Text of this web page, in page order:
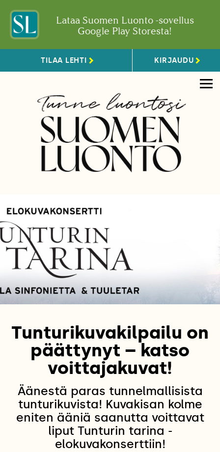
Lataa Suomen Luonto -sovellus
Google Play Storesta!
TILAA LEHTI KIRJAUDU
Tunturikuvakilpailu on
päättynyt – katso
voittajakuvat!
Äänestä paras tunnelmallisista
tunturikuvista! Kuvakisan kolme
eniten ääniä saanutta voittavat
liput Tunturin tarina -
elokuvakonserttiin!